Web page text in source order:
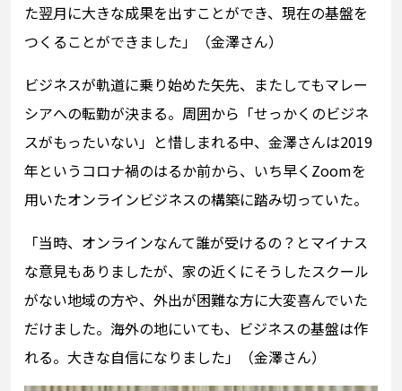
た翌月に大きな成果を出すことができ、現在の基盤を
つくることができました」（金澤さん）
ビジネスが軌道に乗り始めた矢先、またしてもマレー
シアへの転勤が決まる。周囲から「せっかくのビジネ
スがもったいない」と惜しまれる中、金澤さんは2019
年というコロナ禍のはるか前から、いち早くZoomを
用いたオンラインビジネスの構築に踏み切っていた。
「当時、オンラインなんて誰が受けるの？とマイナス
な意見もありましたが、家の近くにそうしたスクール
がない地域の方や、外出が困難な方に大変喜んでいた
だけました。海外の地にいても、ビジネスの基盤は作
れる。大きな自信になりました」（金澤さん）